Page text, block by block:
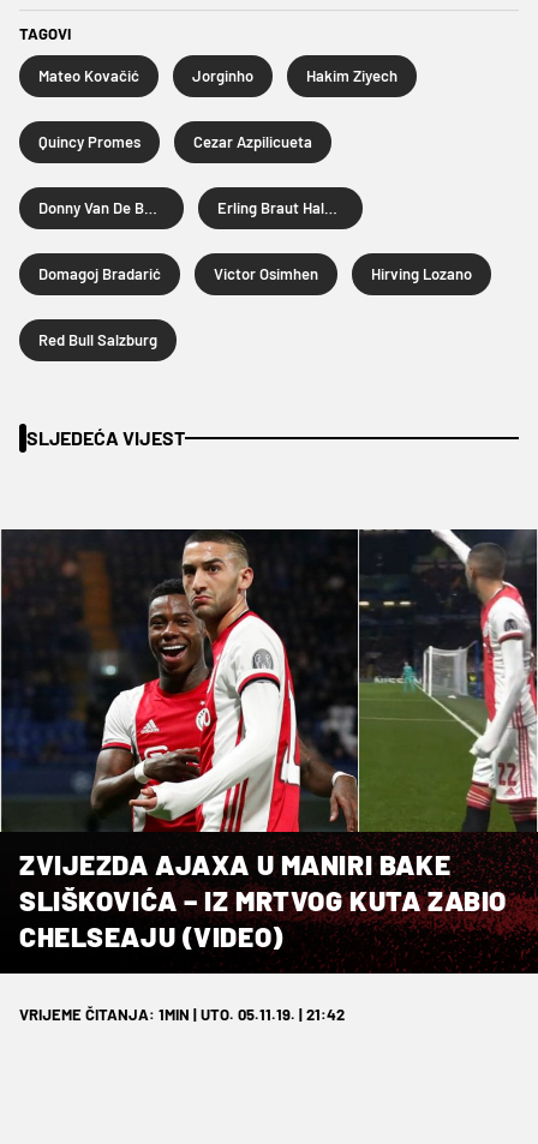
TAGOVI
Mateo Kovačić Jorginho Hakim Ziyech
Quincy Promes Cezar Azpilicueta
Domagoj Bradarić Victor Osimhen Hirving Lozano
Red Bull Salzburg
SLJEDEĆA VIJEST
ZVIJEZDA AJAXA U MANIRI BAKE
SLIŠKOVIĆA – IZ MRTVOG KUTA ZABIO
CHELSEAJU (VIDEO)
VRIJEME ČITANJA: 1MIN | UTO. 05.11.19. | 21:42